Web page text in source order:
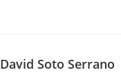
David Soto Serrano